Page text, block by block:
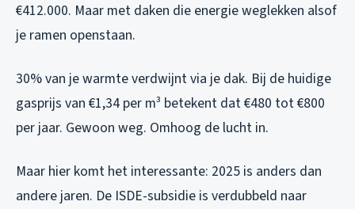
€412.000. Maar met daken die energie weglekken alsof
je ramen openstaan.
30% van je warmte verdwijnt via je dak. Bij de huidige
gasprijs van €1,34 per m³ betekent dat €480 tot €800
per jaar. Gewoon weg. Omhoog de lucht in.
Maar hier komt het interessante: 2025 is anders dan
andere jaren. De ISDE-subsidie is verdubbeld naar